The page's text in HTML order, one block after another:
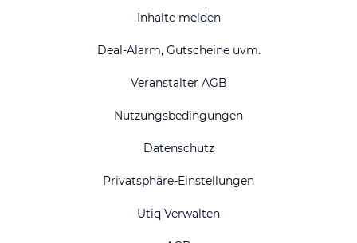
Inhalte melden
Deal-Alarm, Gutscheine uvm.
Veranstalter AGB
Nutzungsbedingungen
Datenschutz
Privatsphäre-Einstellungen
Utiq Verwalten